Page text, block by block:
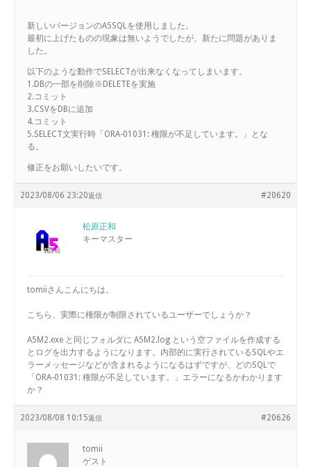
新しいバージョンのA5SQLを使用しました。
最初に上げたものの現象は無いようでしたが、新たに問題がありま
した。
以下のような動作でSELECTが出来なくなってしまいます。
1.DBの一部を削除※DELETEを実施
2.コミット
3.CSVをDBに追加
4.コミット
5.SELECT文実行時「ORA-01031: 権限が不足しています。」とな
る。
修正をお願いしたいです。
2023/08/06 23:20 #20620
返信
松原正和
キーマスター
tomiiさんこんにちは。
こちら、実際に権限が制限されているユーザーでしょうか？
A5M2.exe と同じフォルダに A5M2.log という空ファイルを作成する
とログを出力するようになります。内部的に実行されているSQLやエ
ラーメッセージなどが含まれるようになるはずですが、どのSQLで
「ORA-01031: 権限が不足しています。」エラーになるかわかります
か？
2023/08/08 10:15 #20626
返信
tomii
ゲスト